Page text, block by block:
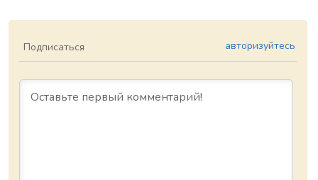
Подписаться авторизуйтесь